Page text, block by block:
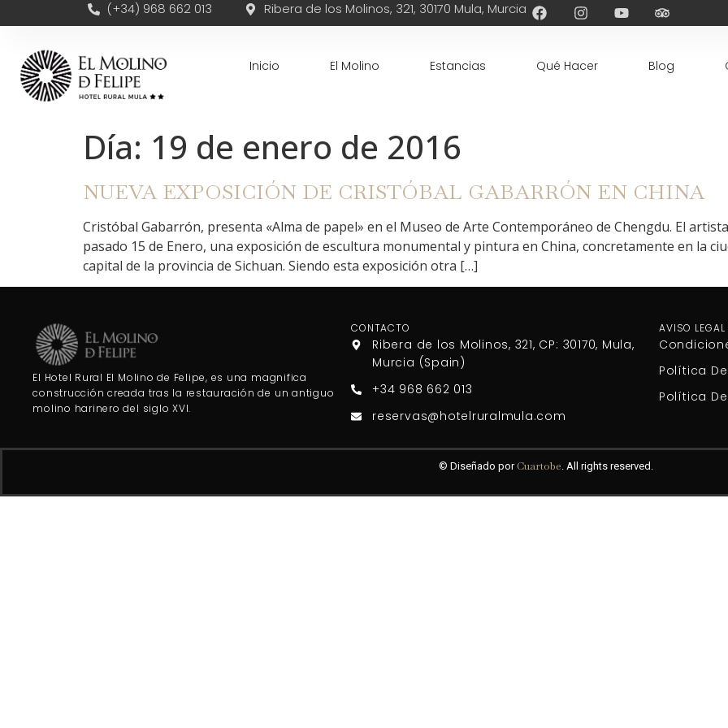
(+34) 968 662 013 Ribera de los Molinos, 321, 30170 Mula, Murcia
Inicio El Molino Estancias Qué Hacer Blog
Día: 19 de enero de 2016
NUEVA EXPOSICIÓN DE CRISTÓBAL GABARRÓN EN CHINA
Cristóbal Gabarrón, presenta «Alma de papel» en el Museo de Arte Contemporáneo de Chengdu. El
pasado 15 de Enero, una exposición de escultura monumental y pintura en China, concretamente en la
capital de la provincia de Sichuan. Siendo esta exposición otra […]
El Hotel Rural El Molino de Felipe, es una magnifica
construcción creada tras la restauración de un antiguo
molino harinero del siglo XVI.
CONTACTO
Ribera de los Molinos, 321, CP: 30170, Mula,
Murcia (Spain)
+34 968 662 013
reservas@hotelruralmula.com
AVISO LEGAL
Política
Política
© Diseñado por Cuartobe. All rights reserved.